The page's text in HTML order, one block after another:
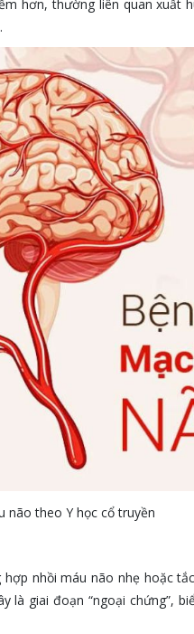
hơn, thường liên quan xuất
não theo Y học cổ truyền
nhồi máu não nhẹ hoặc
giai đoạn “ngoại chứng”,